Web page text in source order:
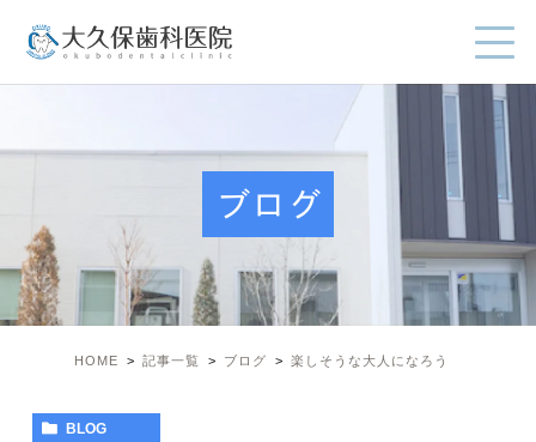
ブログ
HOME 記事一覧 ブログ 楽しそうな大人になろう
BLOG